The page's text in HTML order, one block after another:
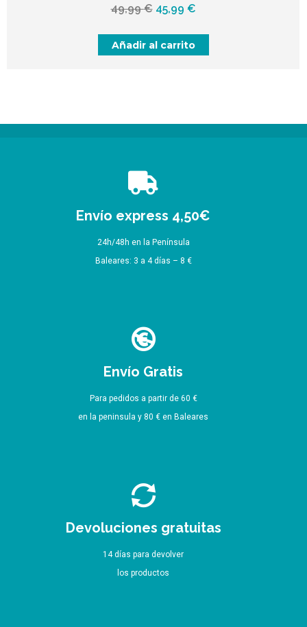
49,99€ El
original
era:
45,99 €El
es:
Añadir al carrito
Envío express 4,50€
24h/48h en la Península
Baleares: 3 a 4 días – 8 €
Envío Gratis
Para pedidos a partir de 60 €
en la peninsula y 80 € en Baleares
Devoluciones gratuitas
14 días para devolver
los productos